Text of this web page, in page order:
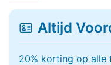
Altijd
20% korting op alle